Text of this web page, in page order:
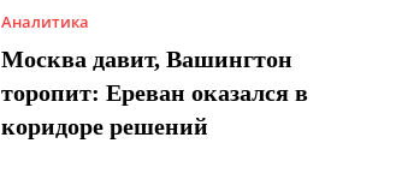
Аналитика
Москва давит, Вашингтон
торопит: Ереван оказался в
коридоре решений